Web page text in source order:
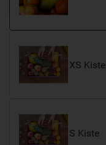
XS Kiste
S Kiste